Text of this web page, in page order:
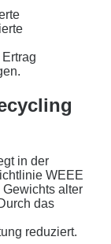
in der
WEEE
Gewichts alter
das
reduziert.